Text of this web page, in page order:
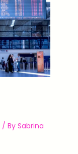
/ By Sabrina